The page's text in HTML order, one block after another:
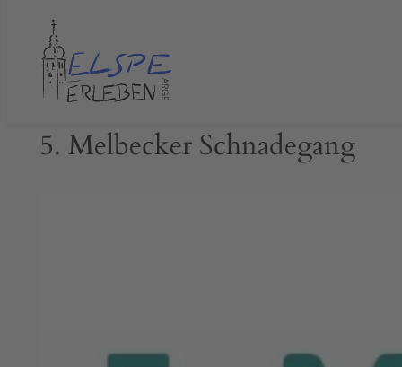
springen
5. Melbecker Schnadegang